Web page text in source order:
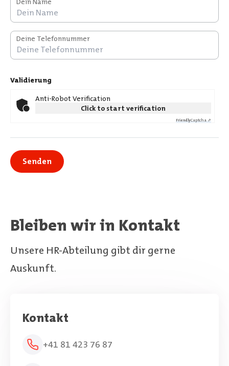
Deine Telefonnummer
Validierung
Anti-Robot Verification
Click to start verification
FriendlyCaptcha ⇗
Bleiben wir in Kontakt
Unsere HR-Abteilung gibt dir gerne
Auskunft.
Kontakt
+41 81 423 76 87